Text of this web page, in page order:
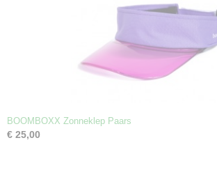
BOOMBOXX Zonneklep Paars
€ 25,00